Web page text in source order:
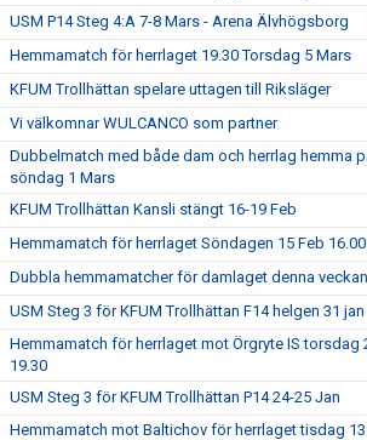
USM P14 Steg 4:A 7-8 Mars - Arena Älvhögsborg
Hemmamatch för herrlaget 19.30 Torsdag 5 Mars
KFUM Trollhättan spelare uttagen till Riksläger
Vi välkomnar WULCANCO som partner
Dubbelmatch med både dam och herrlag hemma
söndag 1 Mars
KFUM Trollhättan Kansli stängt 16-19 Feb
Hemmamatch för herrlaget Söndagen 15 Feb 16.00
Dubbla hemmamatcher för damlaget denna veckan
USM Steg 3 för KFUM Trollhättan F14 helgen 31 jan
Hemmamatch för herrlaget mot Örgryte IS torsdag
19.30
USM Steg 3 för KFUM Trollhättan P14 24-25 Jan
Hemmamatch mot Baltichov för herrlaget tisdag